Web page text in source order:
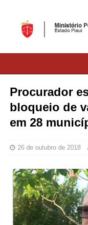
Procurador
bloqueio de
em 28
26 de outubro de 2018